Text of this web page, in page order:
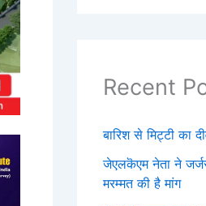
Recent
बारिश से मिट्टी का
जेएलकॆएम नेता ने
मरम्मत की है मांग